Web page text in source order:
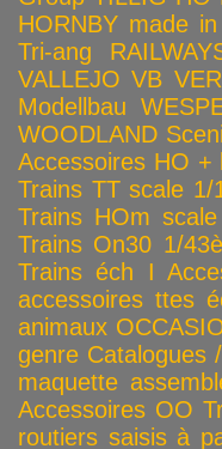
HORNBY made
Tri-ang
VALLEJO VB
Modellbau
WOODLAND
Accessoires HO
Trains TT scale 1/
Trains HOm
Trains On30 1/
Trains éch I
accessoires ttes
animaux
genre Catalogues
maquette
Accessoires OO
routiers saisis à